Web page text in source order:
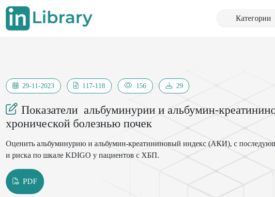
Категории
29-11-2023 117-118 156 29
Показатели альбуминурии и альбумин-
хронической болезнью почек
Оценить альбуминурию и альбумин-креатининовый индекс (АКИ), с
и риска по шкале KDIGO у пациентов с ХБП.
PDF